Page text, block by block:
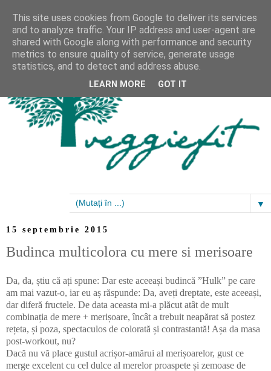
▼
15 septembrie 2015
Budinca multicolora cu mere si merisoare
Da, da, știu că ați spune: Dar este aceeași budincă ”Hulk” pe care
am mai vazut-o, iar eu aș răspunde: Da, aveți dreptate, este aceeași,
dar diferă fructele. De data aceasta mi-a plăcut atât de mult
combinația de mere + merișoare, încât a trebuit neapărat să postez
rețeta, și poza, spectaculos de colorată și contrastantă! Așa da masa
post-workout, nu?
Dacă nu vă place gustul acrișor-amărui al merișoarelor, gust ce
merge excelent cu cel dulce al merelor proaspete și zemoase de
This site uses cookies from Google to deliver its services
and to analyze traffic. Your IP address and user-agent are
shared with Google along with performance and security
metrics to ensure quality of service, generate usage
statistics, and to detect and address abuse.
LEARN MORE GOT IT